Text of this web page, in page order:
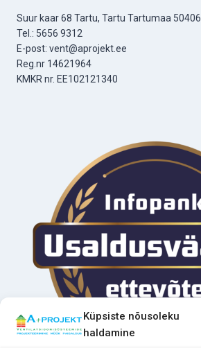
Küpsiste nõusoleku
haldamine
Suur kaar 68 Tartu, Tartu Tartumaa 50406
Tel.: 5656 9312
E-post: vent@aprojekt.ee
Reg.nr 14621964
KMKR nr. EE102121340